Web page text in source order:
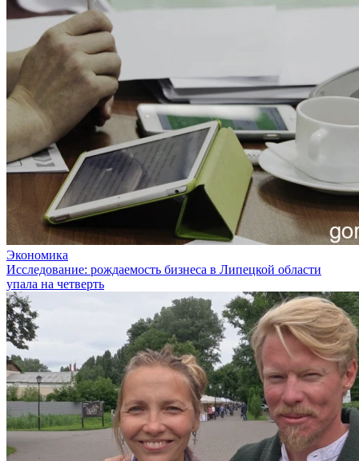
Экономика
Исследование: рождаемость бизнеса в Липецкой области
упала на четверть